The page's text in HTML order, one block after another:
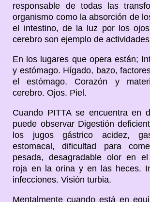
responsable de todas las
organismo como la absorción de
el intestino, de la luz por los
cerebro son ejemplo de
En los lugares que opera están;
y estómago. Hígado, bazo,
el estómago. Corazón y
cerebro. Ojos. Piel.
Cuando PITTA se encuentra en
puede observar Digestión
los jugos gástrico acidez,
estomacal, dificultad para
pesada, desagradable olor en
roja en la orina y en las heces.
infecciones. Visión turbia.
Mentalmente cuando está en